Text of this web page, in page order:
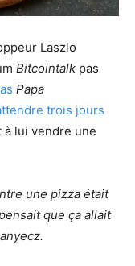
Laszlo
Bitcointalk pas
Papa
trois jours
à lui vendre une
une pizza était
que ça allait